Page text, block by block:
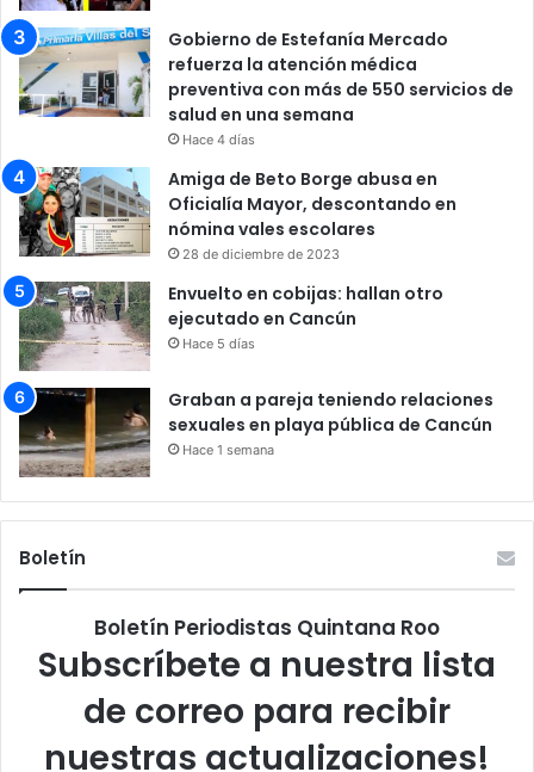
Gobierno de Estefanía Mercado
refuerza la atención médica
preventiva con más de 550 servicios de
salud en una semana
Hace 4 días
Amiga de Beto Borge abusa en
Oficialía Mayor, descontando en
nómina vales escolares
28 de diciembre de 2023
Envuelto en cobijas: hallan otro
ejecutado en Cancún
Hace 5 días
Graban a pareja teniendo relaciones
sexuales en playa pública de Cancún
Hace 1 semana
Boletín
Boletín Periodistas Quintana Roo
Subscríbete a nuestra lista
de correo para recibir
nuestras actualizaciones!